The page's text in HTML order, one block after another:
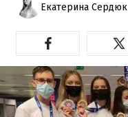
Екатерина Сердюк